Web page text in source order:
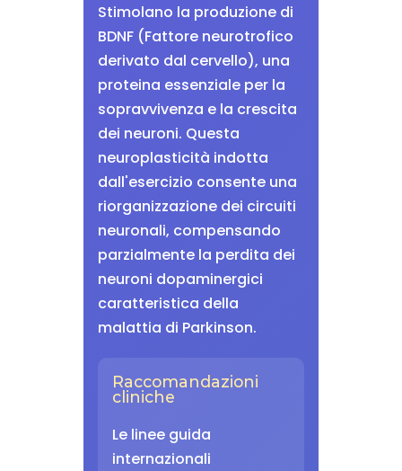
Stimolano la produzione di
BDNF (Fattore neurotrofico
derivato dal cervello), una
proteina essenziale per la
sopravvivenza e la crescita
dei neuroni. Questa
neuroplasticità indotta
dall'esercizio consente una
riorganizzazione dei circuiti
neuronali, compensando
parzialmente la perdita dei
neuroni dopaminergici
caratteristica della
malattia di Parkinson.
Raccomandazioni
cliniche
Le linee guida
internazionali